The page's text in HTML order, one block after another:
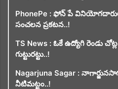
PhonePe : ఫోన్ పే
సంచలన ప్రకటన..!
TS News : ఓకే ఉద్యోగి రెండు
గుట్టురట్టు..!
Nagarjuna Sagar :
నీటిమట్టం..!